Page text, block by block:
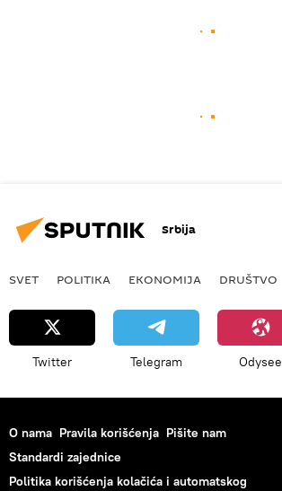
Srbija
SVET POLITIKA EKONOMIJA DRUŠTVO
Twitter Telegram Odysee
O nama Pravila korišćenja Pišite nam
Standardi zajednice
Politika korišćenja kolačića i automatskog